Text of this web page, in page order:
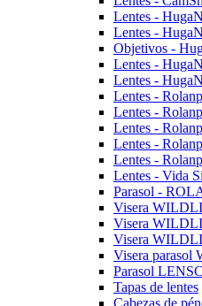
Lentes -
Lentes -
Objetivos -
Lentes -
Lentes -
Lentes -
Lentes -
Lentes -
Lentes -
Lentes -
Lentes - Vida
Parasol -
Visera
Visera
Visera
Visera parasol
Parasol
Tapas de lentes
Cabezas de